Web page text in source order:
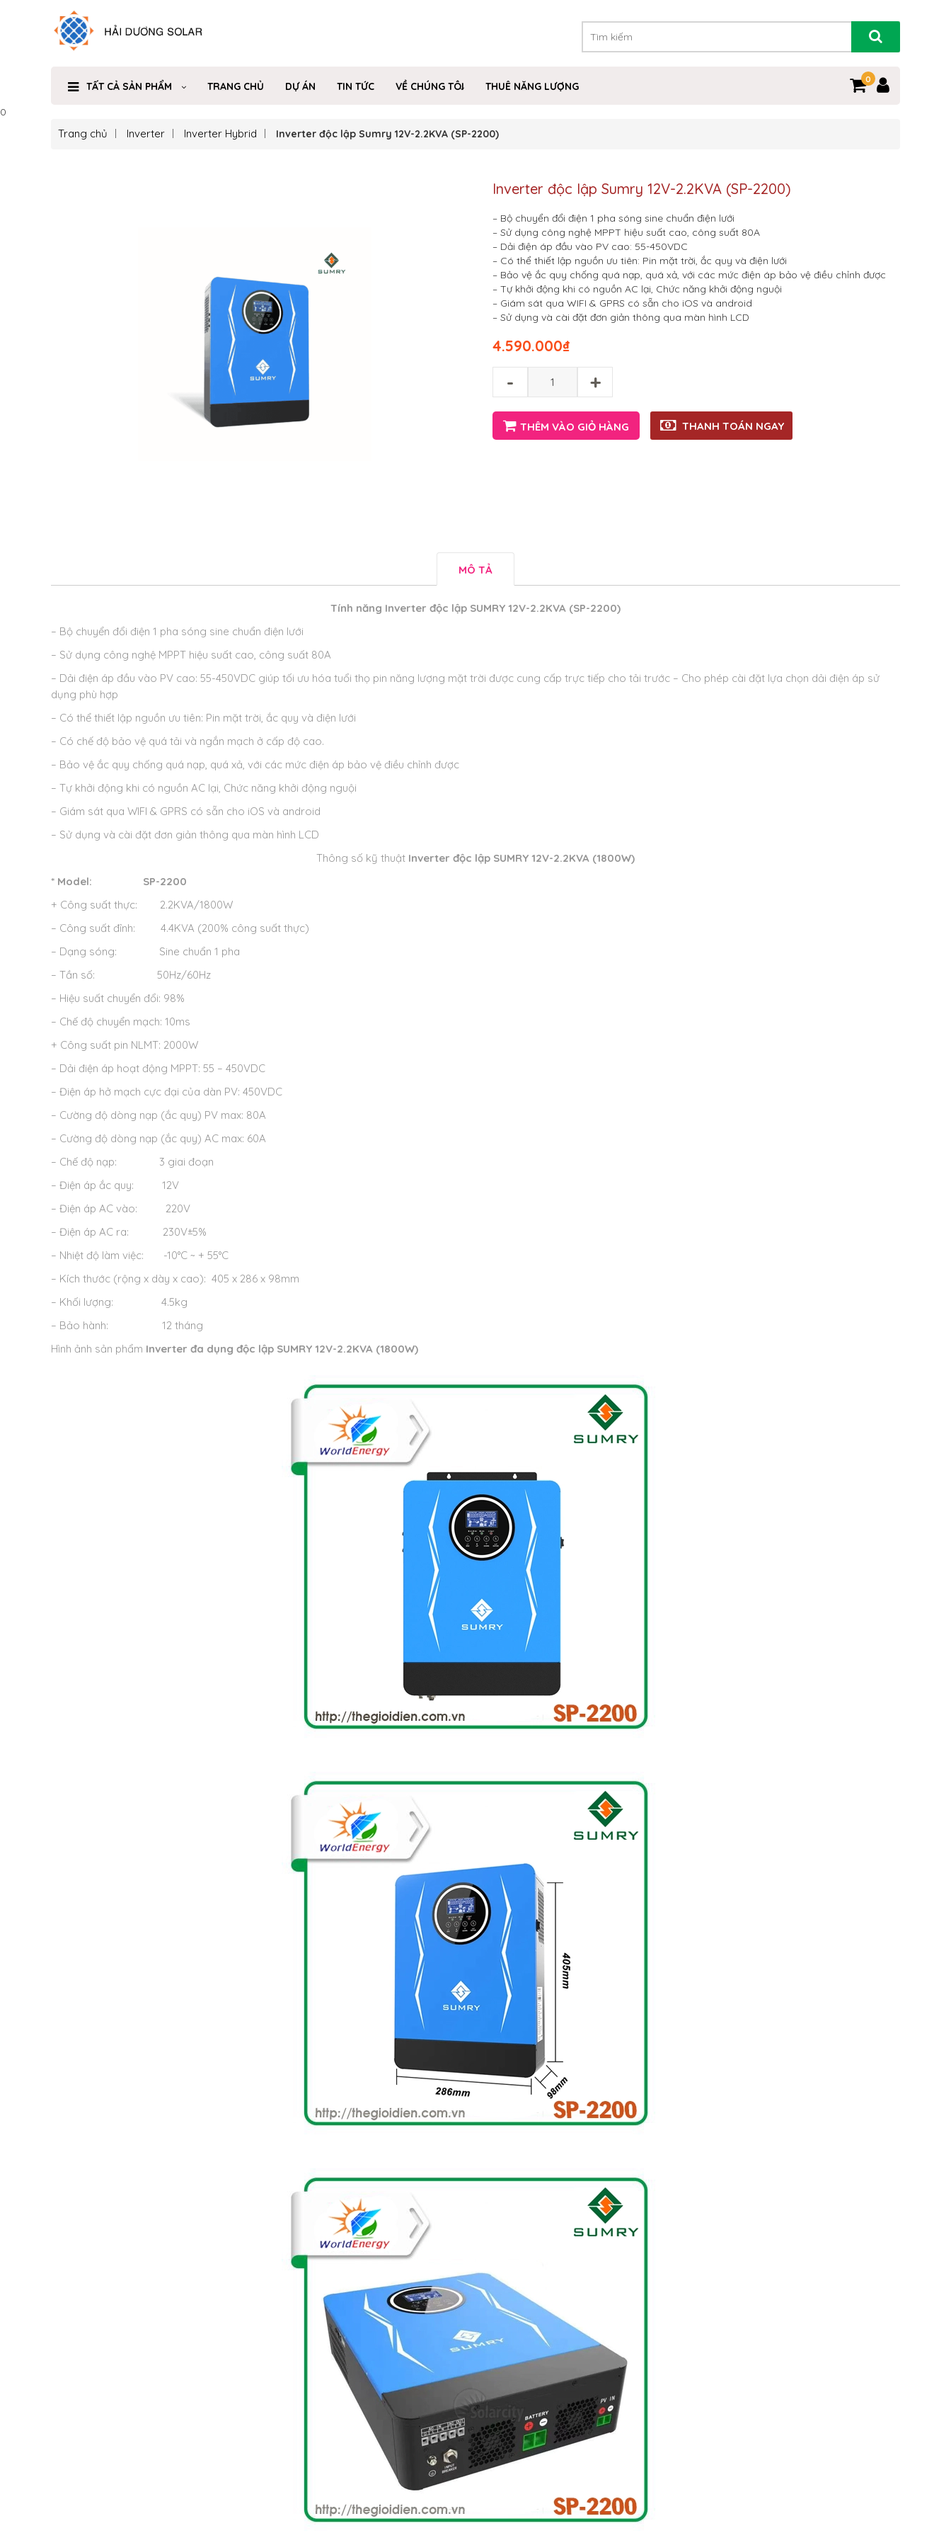
TẤT CẢ SẢN PHẨM TRANG CHỦ DỰ ÁN TIN TỨC VỀ CHÚNG TÔI THUÊ NĂNG LƯỢNG
0
0
Trang chủ Inverter Inverter Hybrid Inverter độc lập Sumry 12V-2.2KVA (SP-2200)
Inverter độc lập Sumry 12V-2.2KVA (SP-2200)
– Bộ chuyển đổi điện 1 pha sóng sine chuẩn điện lưới
– Sử dụng công nghệ MPPT hiệu suất cao, công suất 80A
– Dải điện áp đầu vào PV cao: 55-450VDC
– Có thể thiết lập nguồn ưu tiên: Pin mặt trời, ắc quy và điện lưới
– Bảo vệ ắc quy chống quá nạp, quá xả, với các mức điện áp bảo vệ điều chỉnh được
– Tự khởi động khi có nguồn AC lại, Chức năng khởi động nguội
– Giám sát qua WIFI & GPRS có sẵn cho iOS và android
– Sử dụng và cài đặt đơn giản thông qua màn hình LCD
₫
4.590.000
- +
THÊM VÀO GIỎ HÀNG THANH TOÁN NGAY
MÔ TẢ
Tính năng Inverter độc lập SUMRY 12V-2.2KVA (SP-2200)
– Bộ chuyển đổi điện 1 pha sóng sine chuẩn điện lưới
– Sử dụng công nghệ MPPT hiệu suất cao, công suất 80A
– Dải điện áp đầu vào PV cao: 55-450VDC giúp tối ưu hóa tuổi thọ pin năng lượng mặt trời được cung cấp trực tiếp cho tải trước – Cho phép cài đặt lựa chọn dải điện áp sử
dụng phù hợp
– Có thể thiết lập nguồn ưu tiên: Pin mặt trời, ắc quy và điện lưới
– Có chế độ bảo vệ quá tải và ngắn mạch ở cấp độ cao.
– Bảo vệ ắc quy chống quá nạp, quá xả, với các mức điện áp bảo vệ điều chỉnh được
– Tự khởi động khi có nguồn AC lại, Chức năng khởi động nguội
– Giám sát qua WIFI & GPRS có sẵn cho iOS và android
– Sử dụng và cài đặt đơn giản thông qua màn hình LCD
Thông số kỹ thuật Inverter độc lập SUMRY 12V-2.2KVA (1800W)
* Model:
SP-2200
+ Công suất thực: 2.2KVA/1800W
– Công suất đỉnh: 4.4KVA (200% công suất thực)
– Dạng sóng: Sine chuẩn 1 pha
– Tần số: 50Hz/60Hz
– Hiệu suất chuyển đổi: 98%
– Chế độ chuyển mạch: 10ms
+ Công suất pin NLMT: 2000W
– Dải điện áp hoạt động MPPT: 55 – 450VDC
– Điện áp hở mạch cực đại của dàn PV: 450VDC
– Cường độ dòng nạp (ắc quy) PV max: 80A
– Cường độ dòng nạp (ắc quy) AC max: 60A
– Chế độ nạp: 3 giai đoạn
– Điện áp ắc quy: 12V
– Điện áp AC vào: 220V
– Điện áp AC ra: 230V±5%
– Nhiệt độ làm việc: -10°C ~ + 55°C
– Kích thước (rộng x dày x cao): 405 x 286 x 98mm
– Khối lượng: 4.5kg
– Bảo hành: 12 tháng
Hình ảnh sản phẩm Inverter đa dụng độc lập SUMRY 12V-2.2KVA (1800W)